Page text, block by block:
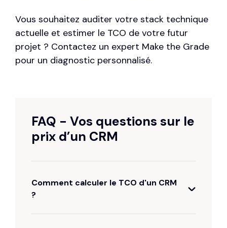
Vous souhaitez auditer votre stack technique
actuelle et estimer le TCO de votre futur
projet ? Contactez un expert Make the Grade
pour un diagnostic personnalisé.
FAQ - Vos questions sur le
prix d’un CRM
Comment calculer le TCO d'un CRM
?